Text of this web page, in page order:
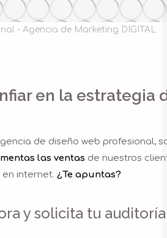
- Agencia de Marketing DIGITAL
en la estrategia
de diseño web profesional,
las ventas de nuestros
internet. ¿Te apuntas?
y solicita tu